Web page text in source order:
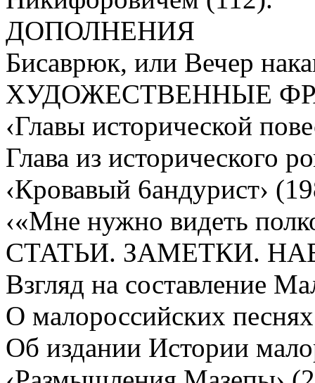
ДОПОЛНЕНИЯ
Бисаврюк, или Вечер
ХУДОЖЕСТВЕННЫЕ
‹Главы исторической
Глава из исторического
‹Кровавый 6андурист›
‹«Мне нужно видеть
СТАТЬИ. ЗАМЕТКИ.
Взгляд на составление
О малороссийских
Об издании Истории